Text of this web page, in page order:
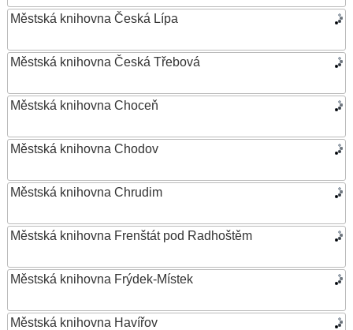
Městská knihovna Česká Lípa
Městská knihovna Česká Třebová
Městská knihovna Choceň
Městská knihovna Chodov
Městská knihovna Chrudim
Městská knihovna Frenštát pod Radhoštěm
Městská knihovna Frýdek-Místek
Městská knihovna Havířov